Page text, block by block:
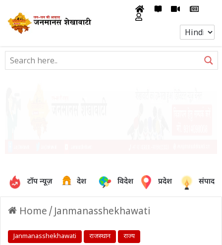
टॉप न्यूज़ देश विदेश प्रदेश
Home /Janmanasshekhawati
Janmanasshekhawati राजस्थान राज्य